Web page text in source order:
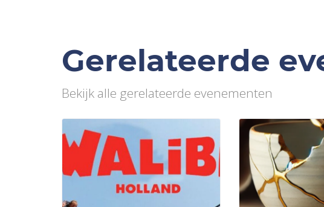
Gerelateerde
Bekijk alle gerelateerde evenementen